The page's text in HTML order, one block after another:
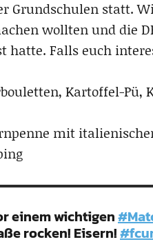
Grundschulen statt.
wollten und die
hatte. Falls euch
Kartoffel-Pü,
mit
einem wichtigen
rocken! Eisern!